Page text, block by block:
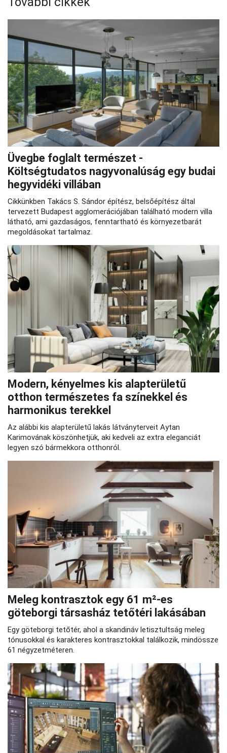
Üvegbe foglalt természet -
Költségtudatos nagyvonalúság egy budai
hegyvidéki villában
Cikkünkben Takács S. Sándor építész, belsőépítész által
tervezett Budapest agglomerációjában található modern villa
látható, ami gazdaságos, fenntartható és környezetbarát
megoldásokat tartalmaz.
Modern, kényelmes kis alapterületű
otthon természetes fa színekkel és
harmonikus terekkel
Az alábbi kis alapterületű lakás látványterveit Aytan
Karimovának köszönhetjük, aki kedveli az extra eleganciát
legyen szó bármekkora otthonról.
Meleg kontrasztok egy 61 m²-es
göteborgi társasház tetőtéri lakásában
Egy göteborgi tetőtér, ahol a skandináv letisztultság meleg
tónusokkal és karakteres kontrasztokkal találkozik, mindössze
61 négyzetméteren.